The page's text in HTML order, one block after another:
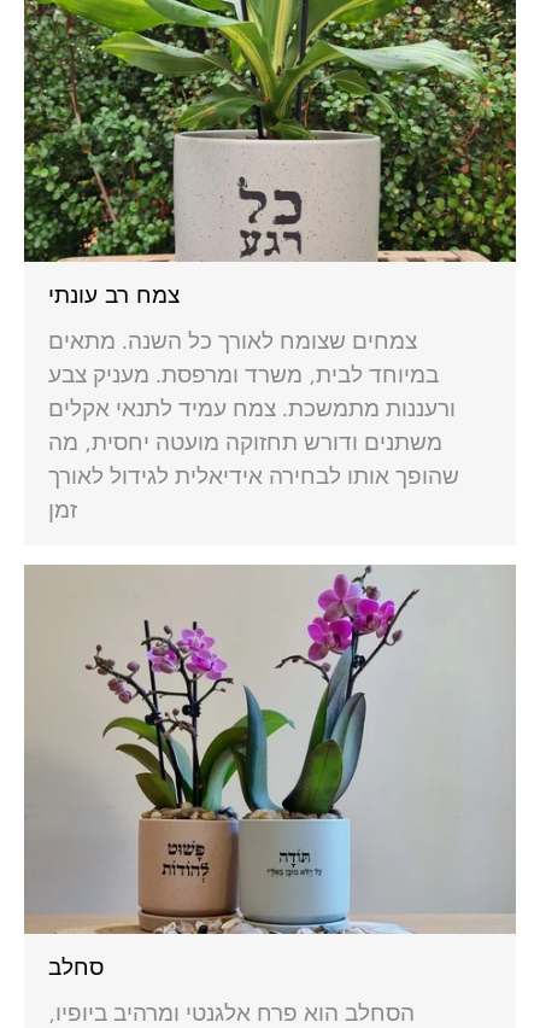
צמח רב עונתי
צמחים שצומח לאורך כל השנה. מתאים
במיוחד לבית, משרד ומרפסת. מעניק צבע
ורעננות מתמשכת. צמח עמיד לתנאי אקלים
משתנים ודורש תחזוקה מועטה יחסית, מה
שהופך אותו לבחירה אידיאלית לגידול לאורך
זמן
סחלב
הסחלב הוא פרח אלגנטי ומרהיב ביופיו,